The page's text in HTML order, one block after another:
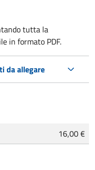
tutta la
in formato PDF.
da allegare
16,00 €